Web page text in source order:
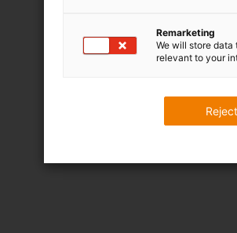
Remarketing
We will store
relevant to your